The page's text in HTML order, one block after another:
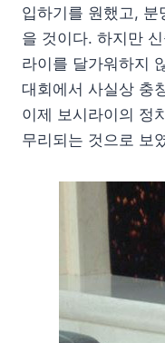
입하기를 원했고, 분
을 것이다. 하지만
라이를 달가워하지
대회에서 사실상 충
이제 보시라이의 정
무리되는 것으로 보